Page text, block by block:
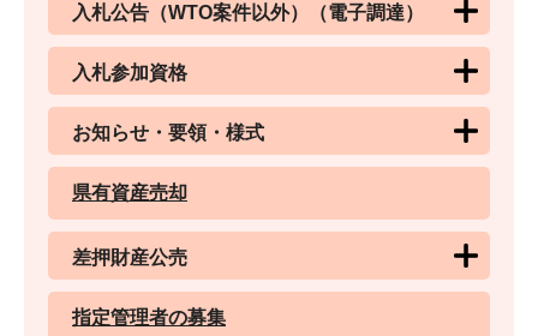
入札公告（WTO案件以外）（電子調達）
入札参加資格
お知らせ・要領・様式
県有資産売却
差押財産公売
指定管理者の募集